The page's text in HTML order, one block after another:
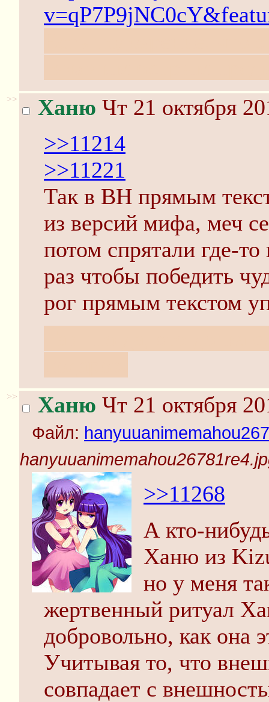
>> Ханю Чт 21 октября
>>11214
>>11221
Так в ВН прямым
из версий мифа, меч
потом спрятали где-
раз чтобы победить
рог прямым текстом
>> Ханю Чт 21 октября
Файл:
>>11268
А кто-
Ханю из
но у меня
жертвенный ритуал
добровольно, как она
Учитывая то, что
совпадает с